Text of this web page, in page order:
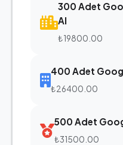
300 Adet
Al
₺19800.00
400 Adet
₺26400.00
500 Adet
₺31500.00